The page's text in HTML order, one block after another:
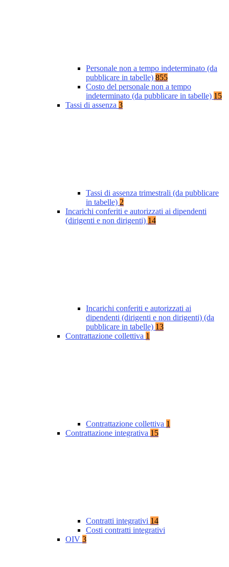
Personale non a tempo indeterminato (da
pubblicare in tabelle) 855
Costo del personale non a tempo
indeterminato (da pubblicare in tabelle) 15
Tassi di assenza 3
Tassi di assenza trimestrali (da pubblicare
in tabelle) 2
Incarichi conferiti e autorizzati ai dipendenti
(dirigenti e non dirigenti) 14
Incarichi conferiti e autorizzati ai
dipendenti (dirigenti e non dirigenti) (da
pubblicare in tabelle) 13
Contrattazione collettiva 1
Contrattazione collettiva 1
Contrattazione integrativa 15
Contratti integrativi 14
Costi contratti integrativi
OIV 3